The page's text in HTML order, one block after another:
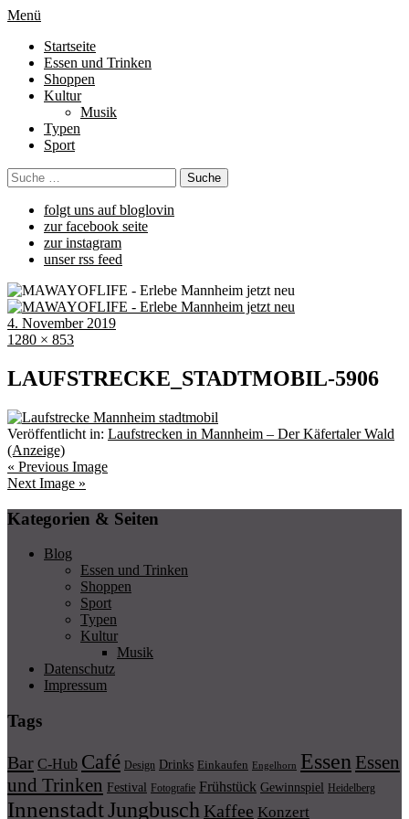
Menü
Startseite
Essen und Trinken
Shoppen
Kultur
Musik
Typen
Sport
folgt uns auf bloglovin
zur facebook seite
zur instagram
unser rss feed
4. November 2019
1280 × 853
LAUFSTRECKE_STADTMOBIL-5906
Veröffentlicht in: Laufstrecken in Mannheim – Der Käfertaler Wald
(Anzeige)
« Previous Image
Next Image »
Kategorien & Seiten
Blog
Essen und Trinken
Shoppen
Sport
Typen
Kultur
Musik
Datenschutz
Impressum
Tags
Bar C-Hub Café Design Drinks Einkaufen Engelhorn Essen Essen
und Trinken Festival Fotografie Frühstück Gewinnspiel Heidelberg
InnenstadtJungbusch Kaffee Konzert